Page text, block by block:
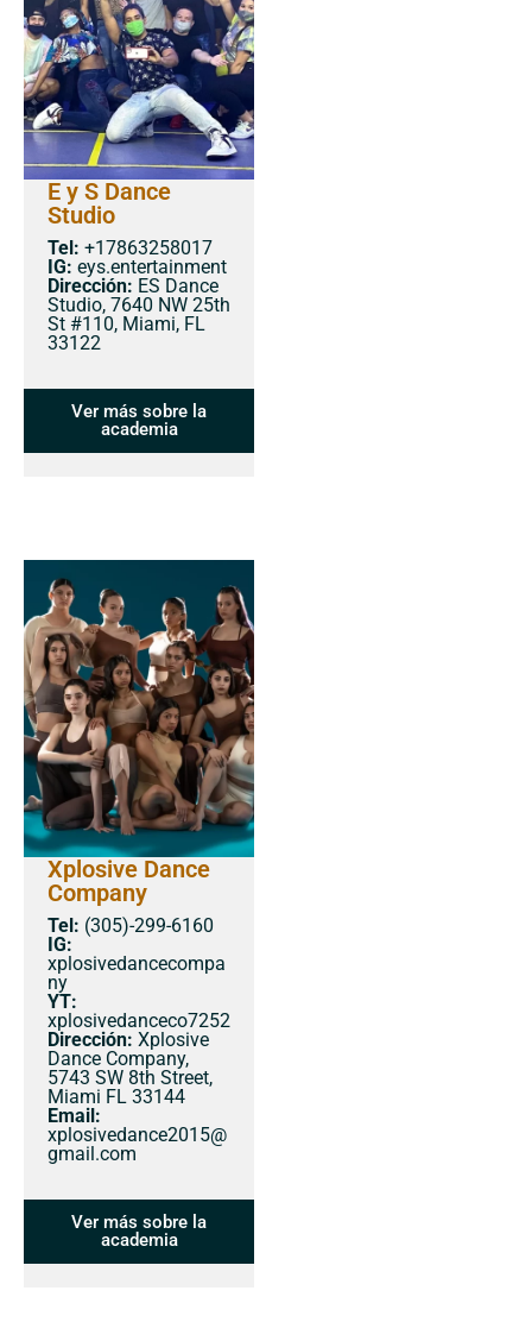
E y S Dance
Studio
Tel: +17863258017
IG: eys.entertainment
Dirección: ES Dance
Studio, 7640 NW 25th
St #110, Miami, FL
33122
Ver más sobre la
academia
Xplosive Dance
Company
Tel: (305)-299-6160
IG:
xplosivedancecompa
ny
YT:
xplosivedanceco7252
Dirección: ​Xplosive
Dance Company,
5743 SW 8th Street,
Miami FL 33144
Email:
xplosivedance2015@
gmail.com
Ver más sobre la
academia